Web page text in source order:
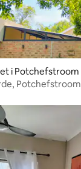
i Potchefstroom
Potchefstroom